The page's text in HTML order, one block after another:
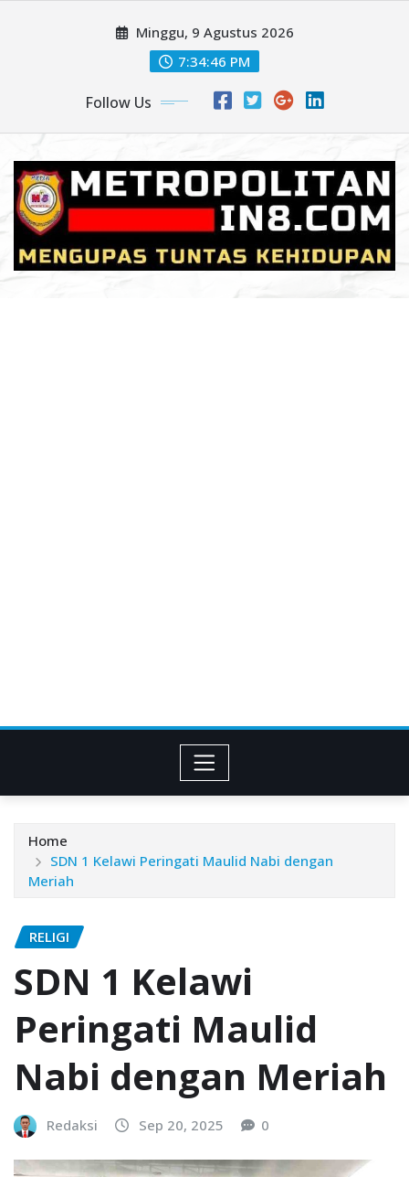
Minggu, 9 Agustus 2026
7:34:48 PM
Follow Us
Home
SDN 1 Kelawi Peringati Maulid Nabi dengan
Meriah
RELIGI
SDN 1 Kelawi
Peringati Maulid
Nabi dengan Meriah
Redaksi Sep 20, 2025 0